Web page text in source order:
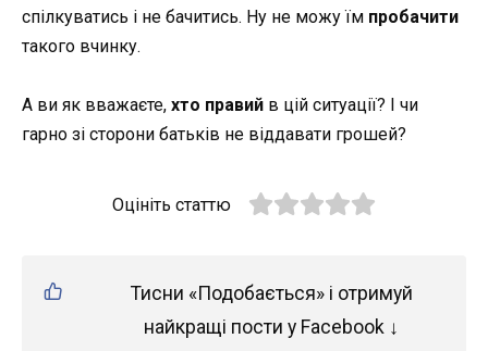
спілкуватись і не бачитись. Ну не можу їм пробачити
такого вчинку.
А ви як вважаєте, хто правий в цій ситуації? І чи
гарно зі сторони батьків не віддавати грошей?
Оцініть статтю
Тисни «Подобається» і отримуй
найкращі пости у Facebook ↓